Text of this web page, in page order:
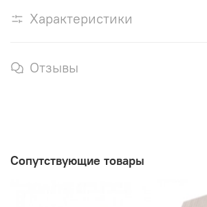
Характеристики
Отзывы
Сопутствующие товары